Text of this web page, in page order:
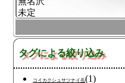
タグによる絞り込み
コイカクシュサツナイ岳(1)